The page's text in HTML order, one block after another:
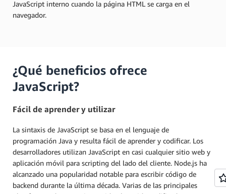
JavaScript interno cuando la página HTML se carga en el
navegador.
¿Qué beneficios ofrece
JavaScript?
Fácil de aprender y utilizar
La sintaxis de JavaScript se basa en el lenguaje de
programación Java y resulta fácil de aprender y codificar. Los
desarrolladores utilizan JavaScript en casi cualquier sitio web y
aplicación móvil para scripting del lado del cliente. Node.js ha
alcanzado una popularidad notable para escribir código de
backend durante la última década. Varias de las principales